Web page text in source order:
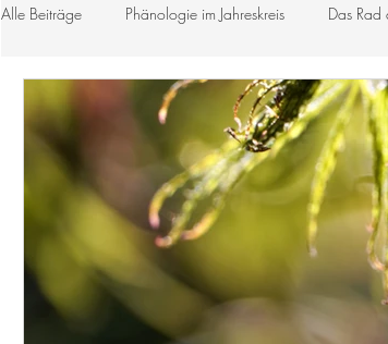
Alle Beiträge Phänologie im Jahreskreis Das Rad
Sommer Herbst Winter Log-Buch
Lebensleichte Ernährung Naturkosmetik
Herzenslieder Bastelideen Kunst-Hand-